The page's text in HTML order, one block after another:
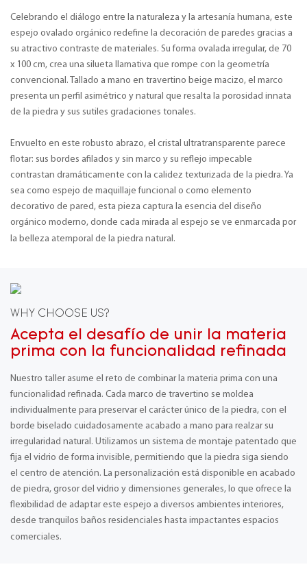
Celebrando el diálogo entre la naturaleza y la artesanía humana, este
espejo ovalado orgánico redefine la decoración de paredes gracias a
su atractivo contraste de materiales. Su forma ovalada irregular, de 70
x 100 cm, crea una silueta llamativa que rompe con la geometría
convencional. Tallado a mano en travertino beige macizo, el marco
presenta un perfil asimétrico y natural que resalta la porosidad innata
de la piedra y sus sutiles gradaciones tonales.
Envuelto en este robusto abrazo, el cristal ultratransparente parece
flotar: sus bordes afilados y sin marco y su reflejo impecable
contrastan dramáticamente con la calidez texturizada de la piedra. Ya
sea como espejo de maquillaje funcional o como elemento
decorativo de pared, esta pieza captura la esencia del diseño
orgánico moderno, donde cada mirada al espejo se ve enmarcada por
la belleza atemporal de la piedra natural.
WHY CHOOSE US?
Acepta el desafío de unir la materia
prima con la funcionalidad refinada
Nuestro taller asume el reto de combinar la materia prima con una
funcionalidad refinada. Cada marco de travertino se moldea
individualmente para preservar el carácter único de la piedra, con el
borde biselado cuidadosamente acabado a mano para realzar su
irregularidad natural. Utilizamos un sistema de montaje patentado que
fija el vidrio de forma invisible, permitiendo que la piedra siga siendo
el centro de atención. La personalización está disponible en acabado
de piedra, grosor del vidrio y dimensiones generales, lo que ofrece la
flexibilidad de adaptar este espejo a diversos ambientes interiores,
desde tranquilos baños residenciales hasta impactantes espacios
comerciales.